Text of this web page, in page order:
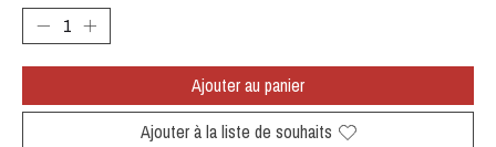
Ajouter au panier
Ajouter à la liste de souhaits